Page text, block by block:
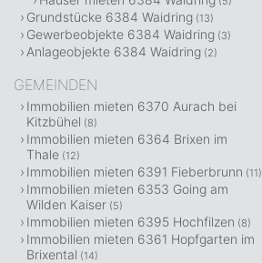
Grundstücke 6384 Waidring (13)
Gewerbeobjekte 6384 Waidring (3)
Anlageobjekte 6384 Waidring (2)
GEMEINDEN
Immobilien mieten 6370 Aurach bei
Kitzbühel (8)
Immobilien mieten 6364 Brixen im
Thale (12)
Immobilien mieten 6391 Fieberbrunn (11)
Immobilien mieten 6353 Going am
Wilden Kaiser (5)
Immobilien mieten 6395 Hochfilzen (8)
Immobilien mieten 6361 Hopfgarten im
Brixental (14)